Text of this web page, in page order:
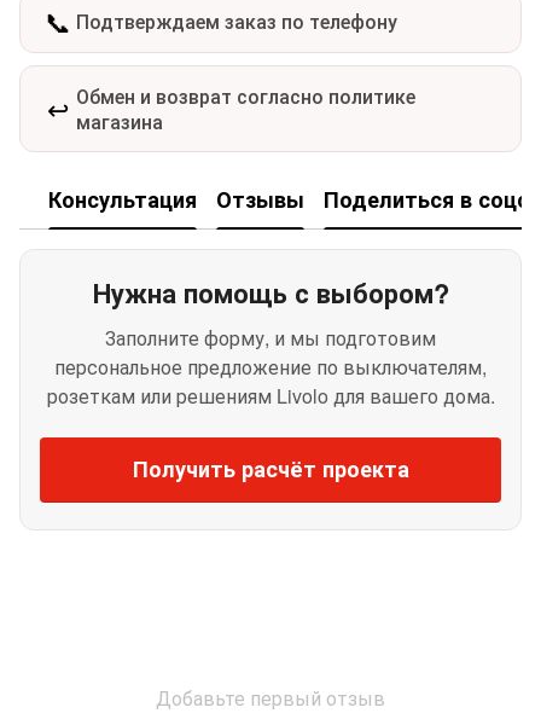
📞 Подтверждаем заказ по телефону
↩️ Обмен и возврат согласно политике
магазина
Консультация Отзывы Поделиться в
Нужна помощь с выбором?
Заполните форму, и мы подготовим
персональное предложение по выключателям,
розеткам или решениям Livolo для вашего дома.
Получить расчёт проекта
Добавьте первый отзыв